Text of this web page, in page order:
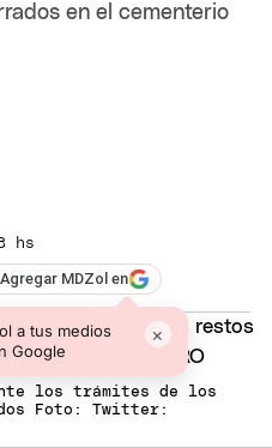
en el cementerio
hs
Agregar MDZol en
a tus medios
Google
×
los trámites de los
Foto: Twitter: